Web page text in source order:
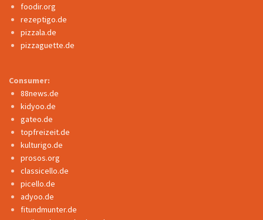
foodir.org
rezeptigo.de
pizzala.de
pizzaguette.de
Consumer:
88news.de
kidyoo.de
gateo.de
topfreizeit.de
kulturigo.de
prosos.org
classicello.de
picello.de
adyoo.de
fitundmunter.de